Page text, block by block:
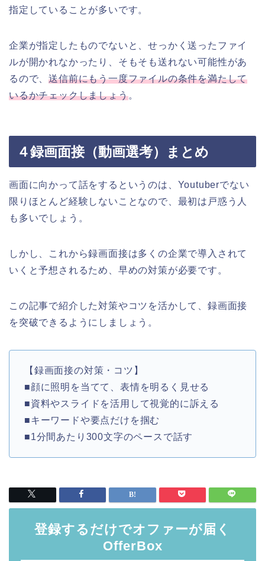
指定していることが多いです。
企業が指定したものでないと、せっかく送ったファイ
ルが開かれなかったり、そもそも送れない可能性があ
るので、送信前にもう一度ファイルの条件を満たして
いるかチェックしましょう。
４録画面接（動画選考）まとめ
画面に向かって話をするというのは、Youtuberでない
限りほとんど経験しないことなので、最初は戸惑う人
も多いでしょう。
しかし、これから録画面接は多くの企業で導入されて
いくと予想されるため、早めの対策が必要です。
この記事で紹介した対策やコツを活かして、録画面接
を突破できるようにしましょう。
【録画面接の対策・コツ】
■顔に照明を当てて、表情を明るく見せる
■資料やスライドを活用して視覚的に訴える
■キーワードや要点だけを掴む
■1分間あたり300文字のペースで話す
登録するだけでオファーが届く
OfferBox